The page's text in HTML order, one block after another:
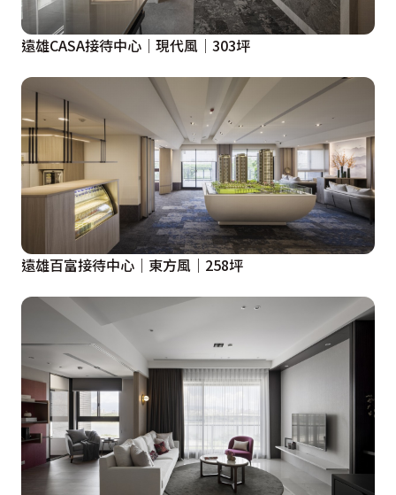
遠雄CASA接待中心│現代風│303坪
遠雄百富接待中心｜東方風｜258坪